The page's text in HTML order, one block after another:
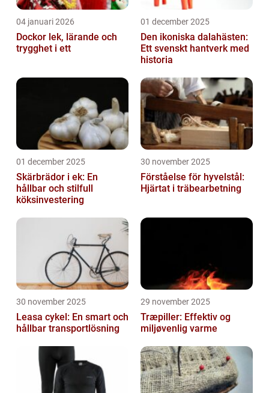
04 januari 2026
Dockor lek, lärande och
trygghet i ett
01 december 2025
Den ikoniska dalahästen:
Ett svenskt hantverk med
historia
01 december 2025
Skärbrädor i ek: En
hållbar och stilfull
köksinvestering
30 november 2025
Förståelse för hyvelstål:
Hjärtat i träbearbetning
30 november 2025
Leasa cykel: En smart och
hållbar transportlösning
29 november 2025
Træpiller: Effektiv og
miljøvenlig varme